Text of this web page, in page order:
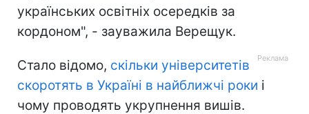
українських освітніх осередків за
кордоном", - зауважила Верещук.
Стало відомо, скільки університетів
скоротять в Україні в найближчі роки і
чому проводять укрупнення вишів.